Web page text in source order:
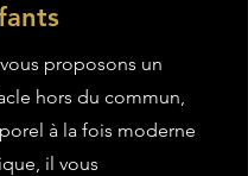
proposons un
hors du commun,
à la fois moderne
il vous